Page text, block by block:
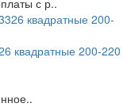
с р..
квадратные 200-220